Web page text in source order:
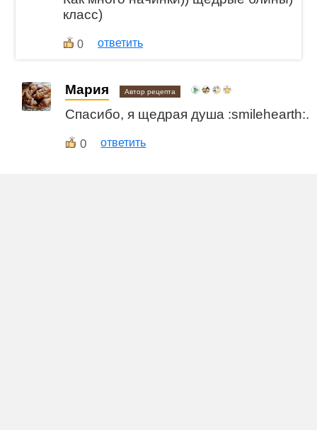
класс)
0 ответить
Мария Автор рецепта
Спасибо, я щедрая душа :smilehearth:.
0 ответить